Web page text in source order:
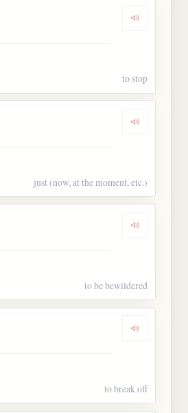
Dengarkan
to stop
Dengarkan
just (now, at the moment, etc.)
Dengarkan
to be bewildered
Dengarkan
to break off